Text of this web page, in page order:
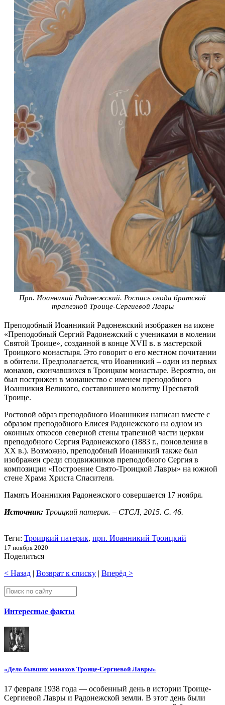
Прп. Иоанникий Радонежский. Роспись свода братской
трапезной Троице-Сергиевой Лавры
Преподобный Иоанникий Радонежский изображен на иконе
«Преподобный Сергий Радонежский с учениками в молении
Святой Троице», созданной в конце XVII в. в мастерской
Троицкого монастыря. Это говорит о его местном почитании
в обители. Предполагается, что Иоанникий – один из первых
монахов, скончавшихся в Троицком монастыре. Вероятно, он
был пострижен в монашество с именем преподобного
Иоанникия Великого, составившего молитву Пресвятой
Троице.
Ростовой образ преподобного Иоанникия написан вместе с
образом преподобного Елисея Радонежского на одном из
оконных откосов северной стены трапезной части церкви
преподобного Сергия Радонежского (1883 г., поновления в
XX в.). Возможно, преподобный Иоанникий также был
изображен среди сподвижников преподобного Сергия в
композиции «Построение Свято-Троицкой Лавры» на южной
стене Храма Христа Спасителя.
Память Иоанникия Радонежского совершается 17 ноября.
Источник: Троицкий патерик. – СТСЛ, 2015. С. 46.
Теги: Троицкий патерик, прп. Иоанникий Троицкий
17 ноября 2020
Поделиться
< Назад | Возврат к списку | Вперёд >
Интересные факты
«Дело бывших монахов Троице-Сергиевой Лавры»
17 февраля 1938 года — особенный день в истории Троице-
Сергиевой Лавры и Радонежской земли. В этот день были